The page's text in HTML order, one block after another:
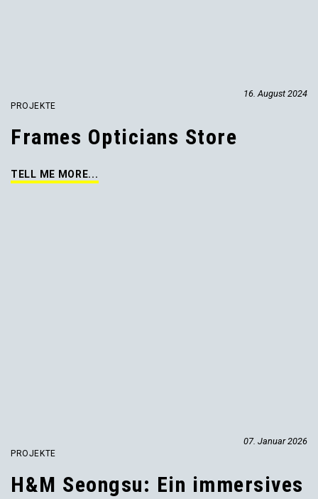
16. August 2024
PROJEKTE
Frames Opticians Store
TELL ME MORE...
07. Januar 2026
PROJEKTE
H&M Seongsu: Ein immersives